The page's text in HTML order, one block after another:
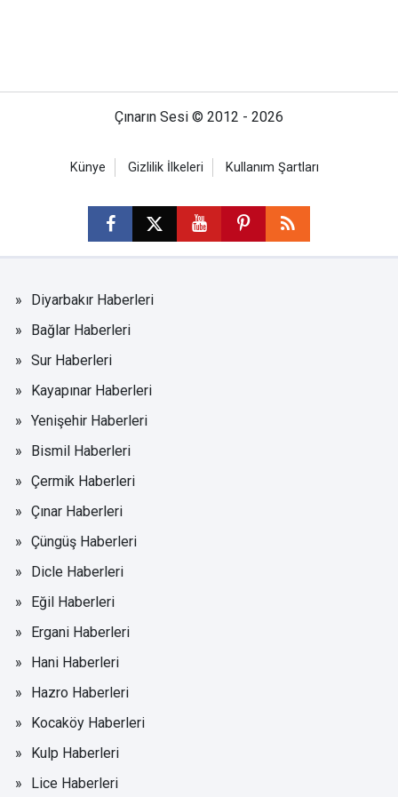
Çınarın Sesi © 2012 - 2026
Künye Gizlilik İlkeleri Kullanım Şartları
Diyarbakır Haberleri
Bağlar Haberleri
Sur Haberleri
Kayapınar Haberleri
Yenişehir Haberleri
Bismil Haberleri
Çermik Haberleri
Çınar Haberleri
Çüngüş Haberleri
Dicle Haberleri
Eğil Haberleri
Ergani Haberleri
Hani Haberleri
Hazro Haberleri
Kocaköy Haberleri
Kulp Haberleri
Lice Haberleri